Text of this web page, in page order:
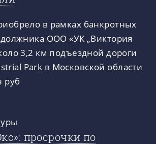
в рамках банкротных
должника ООО «УК „Виктория
3,2 км подъездной дороги
Park в Московской области
руб
просрочки по